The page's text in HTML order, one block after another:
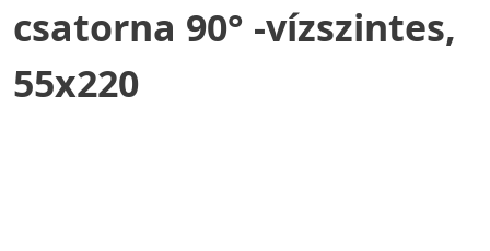
csatorna 90° -vízszintes,
55x220